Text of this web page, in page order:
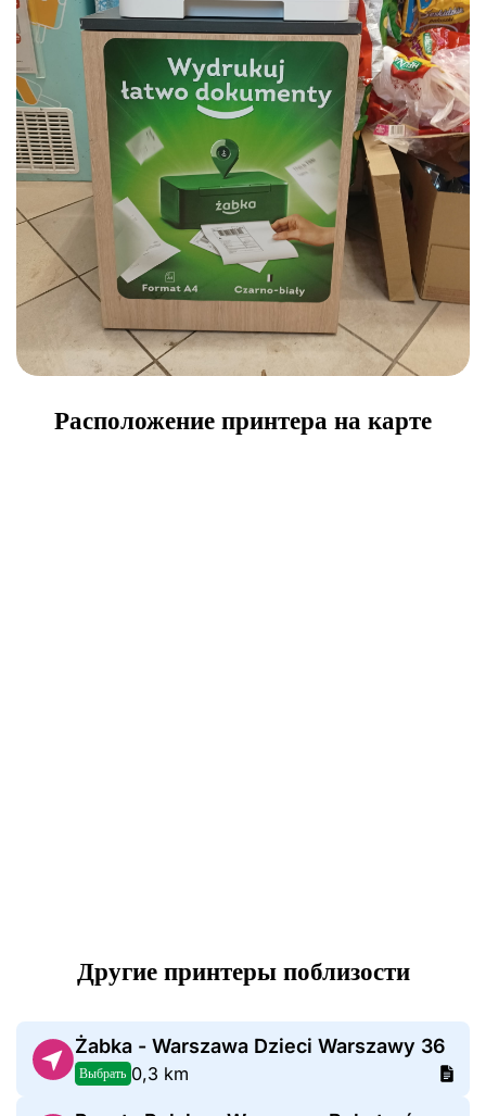
Расположение принтера на карте
Другие принтеры поблизости
Żabka - Warszawa Dzieci Warszawy 36
Выбрать 0,3 km